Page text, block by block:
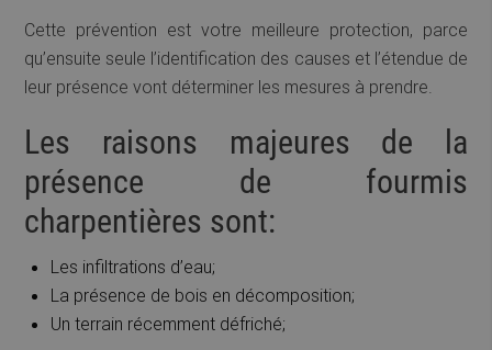
Cette prévention est votre meilleure protection, parce
qu’ensuite seule l’identification des causes et l’étendue de
leur présence vont déterminer les mesures à prendre.
Les raisons majeures de la
présence de fourmis
charpentières sont:
Les infiltrations d’eau;
La présence de bois en décomposition;
Un terrain récemment défriché;